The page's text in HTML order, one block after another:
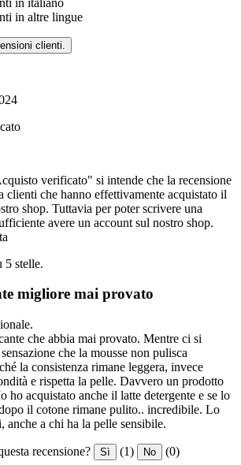
in altre lingue
clienti.
verificato" si intende che la recensione
clienti che hanno effettivamente acquistato il
shop. Tuttavia per poter scrivere una
avere un account sul nostro shop.
5 stelle.
migliore mai provato
che abbia mai provato. Mentre ci si
che la mousse non pulisca
la consistenza rimane leggera, invece
e rispetta la pelle. Davvero un prodotto
ho acquistato anche il latte detergente e se lo
il cotone rimane pulito.. incredibile. Lo
anche a chi ha la pelle sensibile.
recensione? Sì (1) No (0)